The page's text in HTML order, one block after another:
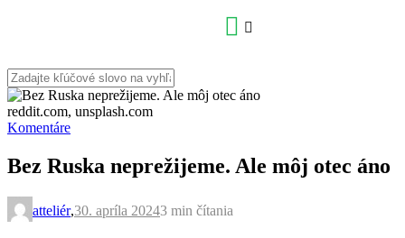
reddit.com, unsplash.com
Komentáre
Bez Ruska neprežijeme. Ale môj otec áno
atteliér,30. apríla 20243 min čítania